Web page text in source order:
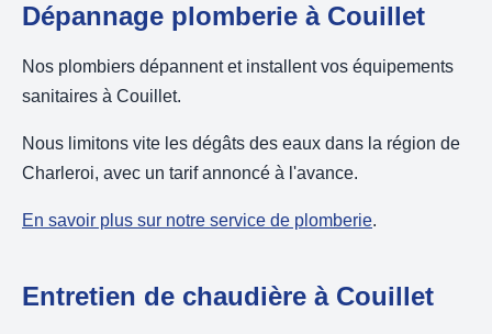
Dépannage plomberie à Couillet
Nos plombiers dépannent et installent vos équipements
sanitaires à Couillet.
Nous limitons vite les dégâts des eaux dans la région de
Charleroi, avec un tarif annoncé à l'avance.
En savoir plus sur notre service de plomberie.
Entretien de chaudière à Couillet